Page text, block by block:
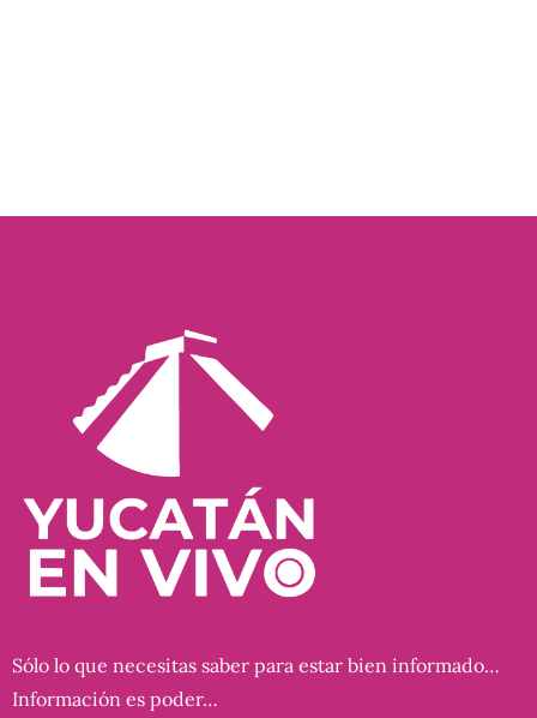
Sólo lo que necesitas saber para estar bien informado…
Información es poder…